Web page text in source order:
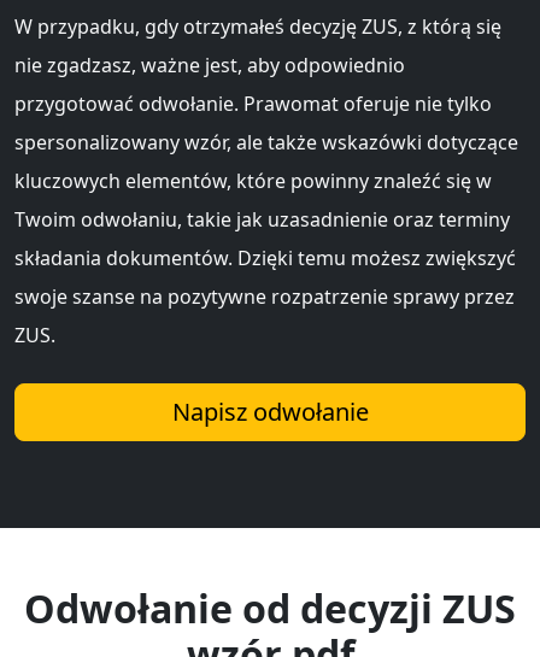
W przypadku, gdy otrzymałeś decyzję ZUS, z którą się
nie zgadzasz, ważne jest, aby odpowiednio
przygotować odwołanie. Prawomat oferuje nie tylko
spersonalizowany wzór, ale także wskazówki dotyczące
kluczowych elementów, które powinny znaleźć się w
Twoim odwołaniu, takie jak uzasadnienie oraz terminy
składania dokumentów. Dzięki temu możesz zwiększyć
swoje szanse na pozytywne rozpatrzenie sprawy przez
ZUS.
Napisz odwołanie
Odwołanie od decyzji ZUS